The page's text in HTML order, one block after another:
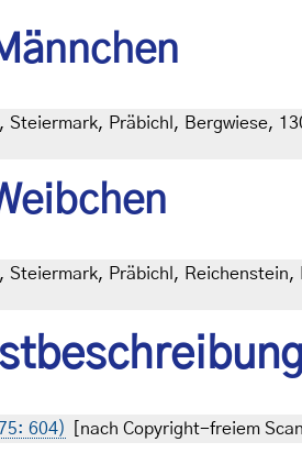
Steiermark, Präbichl, Bergwiese,
Steiermark, Präbichl,
604) [nach Copyright-freiem